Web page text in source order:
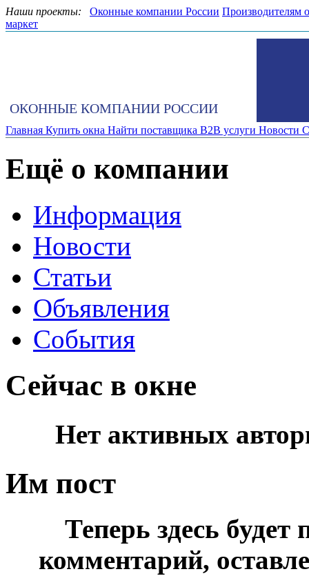
Наши проекты: Оконные компании России Производителям
маркет
ОКОННЫЕ КОМПАНИИ РОССИИ
Главная Купить окна Найти поставщика B2B услуги Новости
Ещё о компании
Информация
Новости
Статьи
Объявления
События
Сейчас в окне
Нет активных
Им пост
Теперь здесь будет
комментарий,